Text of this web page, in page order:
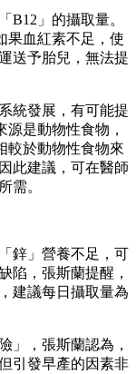
B12」的攝取量。
果血紅素不足，使
送予胎兒，無法提
統發展，有可能提
是動物性食物，
較於動物性食物來
此建議，可在醫師
需。
鋅」營養不足，可
陷，張斯蘭提醒，
建議每日攝取量為
」，張斯蘭認為，
引發早產的因素非